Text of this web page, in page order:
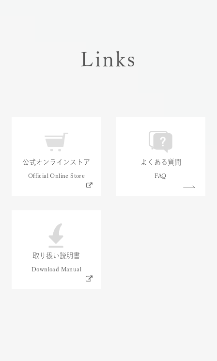
Links
公式オンラインストア よくある質問
取り扱い説明書